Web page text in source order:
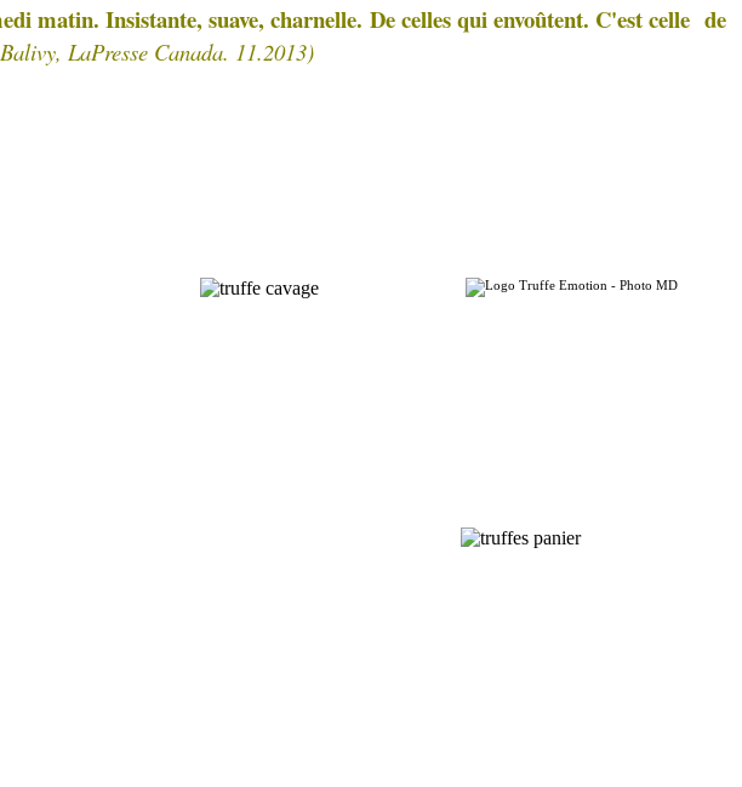
matin. Insistante, suave, charnelle. De celles qui envoûtent. C'est celle de
LaPresse Canada. 11.2013)